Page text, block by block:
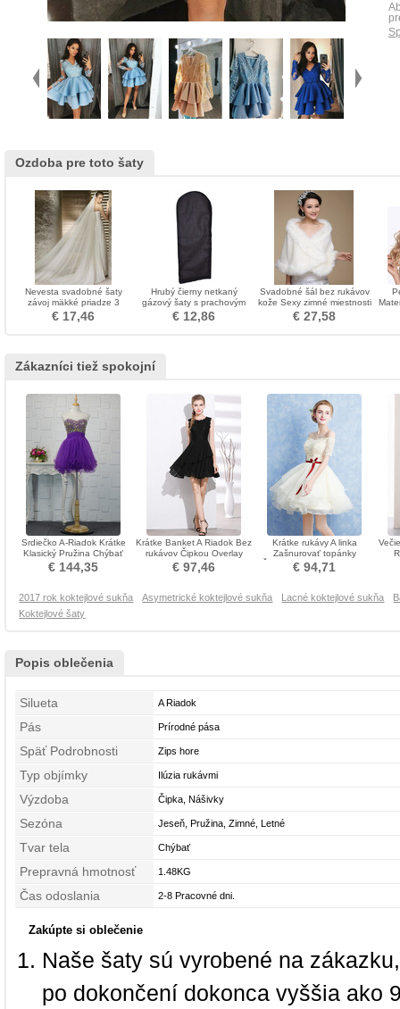
Ozdoba pre toto šaty
Nevesta svadobné šaty
závoj mäkké priadze 3
metre dlhé a dve vrstvy
mäkký závoj
€ 17,46
Hrubý čierny netkaný
gázový šaty s prachovým
krytom
€ 12,86
Svadobné šál bez rukávov
kože Sexy zimné miestnosti
€ 27,58
Zákazníci tiež spokojní
Srdiečko A-Riadok Krátke
Klasický Pružina Chýbať
Koktejlové šaty
€ 144,35
Krátke Banket A Riadok Bez
rukávov Čipkou Overlay
Cocktail obleko
€ 97,46
Krátke rukávy A linka
Zašnurovať topánky
Čalúnené Cocktail obleko
€ 94,71
2017 rok koktejlové sukňa Asymetrické koktejlové sukňa Lacné koktejlové sukňa
Koktejlové šaty
Popis oblečenia
Silueta A Riadok
Pás Prírodné pása
Späť Podrobnosti Zips hore
Typ objímky Ilúzia rukávmi
Výzdoba Čipka, Nášivky
Sezóna Jeseň, Pružina, Zimné, Letné
Tvar tela Chýbať
Prepravná hmotnosť 1.48KG
Čas odoslania 2-8 Pracovné dni.
Zakúpte si oblečenie
Naše šaty sú vyrobené na
po dokončení dokonca vyššia ako